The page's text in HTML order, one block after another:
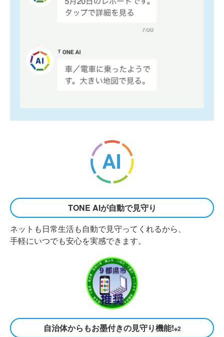
TONE AIが自動で見守り
ネットも日常生活も自動で見守ってくれるから、
手軽にいつでも安心を実感できます。
自治体からもお墨付きの見守り機能!※2